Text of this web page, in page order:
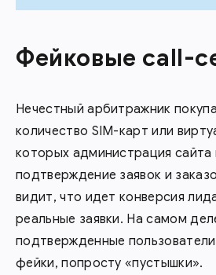
Фейковые call-
Нечестный арбитражник
количество SIM-карт или
которых администрация сайта
подтверждение заявок и
видит, что идет конверсия
реальные заявки. На самом
подтвержденные
фейки, попросту «пустышки».